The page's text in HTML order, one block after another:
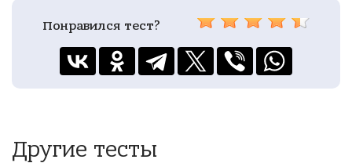
Понравился тест?
Другие тесты